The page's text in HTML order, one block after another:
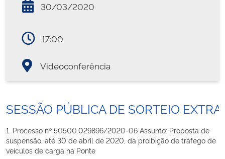
30/03/2020
17:00
Videoconferência
SESSÃO PÚBLICA DE SORTEIO
1. Processo nº 50500.029896/2020-06 Assunto: Proposta de
suspensão, até 30 de abril de 2020, da proibição de tráfego de
veículos de carga na Ponte